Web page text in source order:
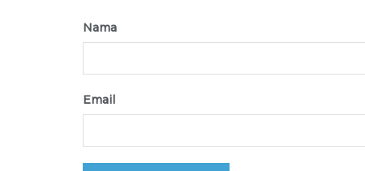
Nama
Email